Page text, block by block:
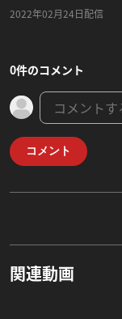
2022年02月24日配信
0件のコメント
コメント
関連動画